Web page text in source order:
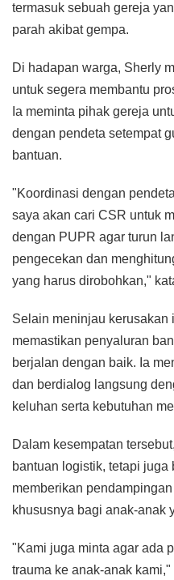
termasuk sebuah gereja
parah akibat gempa.
Di hadapan warga, Sherly
untuk segera membantu
Ia meminta pihak gereja
dengan pendeta setempat
bantuan.
"Koordinasi dengan
saya akan cari CSR untuk
dengan PUPR agar turun
pengecekan dan
yang harus dirobohkan,"
Selain meninjau kerusakan
memastikan penyaluran
berjalan dengan baik. Ia
dan berdialog langsung
keluhan serta kebutuhan
Dalam kesempatan
bantuan logistik, tetapi
memberikan
khususnya bagi anak-anak
"Kami juga minta agar ada
trauma ke anak-anak